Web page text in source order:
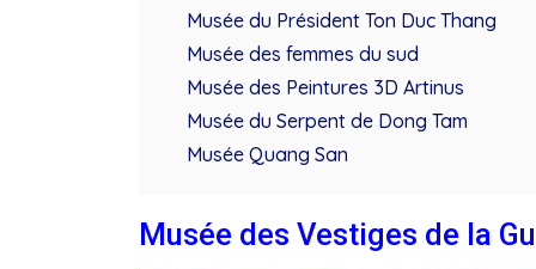
Musée du Président Ton Duc Thang
Musée des femmes du sud
Musée des Peintures 3D Artinus
Musée du Serpent de Dong Tam
Musée Quang San
Musée des Vestiges de la